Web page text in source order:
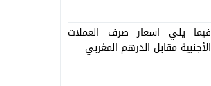
فيما يلي اسعار صرف العملات
الأجنبية مقابل الدرهم المغربي